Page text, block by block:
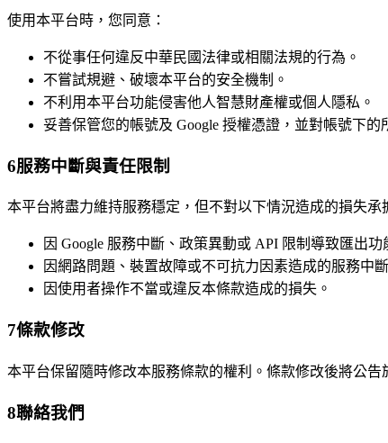
使用本平台時，您同意：
不從事任何違反中華民國法律或相關法規的行為。
不嘗試規避、破壞本平台的安全機制。
不利用本平台功能侵害他人智慧財產權或個人隱私。
妥善保管您的帳號及 Google 授權憑證，並對帳號下的
6服務中斷與責任限制
本平台將盡力維持服務穩定，但不對以下情況造成的損失承
因 Google 服務中斷、政策異動或 API 限制導致匯出功
因網路問題、裝置故障或不可抗力因素造成的服務中斷
因使用者操作不當或違反本條款造成的損失。
7條款修改
本平台保留隨時修改本服務條款的權利。條款修改後將公
8聯絡我們